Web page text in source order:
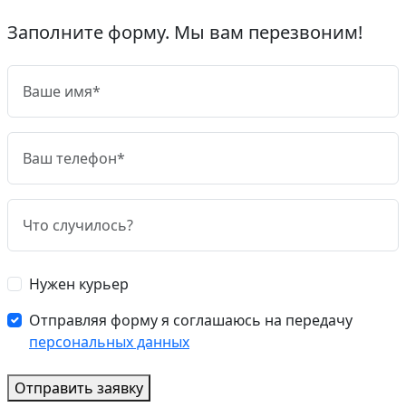
Заполните форму. Мы вам перезвоним!
Нужен курьер
Отправляя форму я соглашаюсь на передачу
персональных данных
Отправить заявку